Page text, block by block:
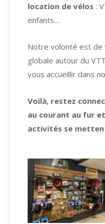
location de vélos :
enfants…
Notre volonté est de
globale autour du
vous accueillir dans
Voilà, restez
au courant au fur
activités se